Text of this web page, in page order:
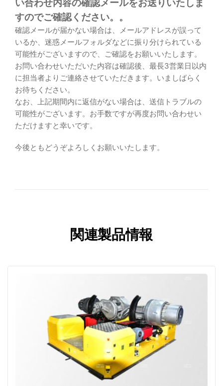
い合わせ内容の確認メールをお送りいたしま
すのでご確認ください。。
確認メールが届かない場合は、メールアドレスが誤って
いるか、迷惑メールフォルダなどに振り分けられている
可能性がございますので、ご確認をお願いいたします。
お問い合わせいただいた内容は確認後、最長3営業日以内
に担当者よりご連絡させていただきます。いましばらく
お待ちください。
なお、上記期間内に返信がない場合は、送信トラブルの
可能性がございます。お手数ですが再度お問い合わせい
ただけますと幸いです。
今後ともどうぞよろしくお願いいたします。
関連製品情報